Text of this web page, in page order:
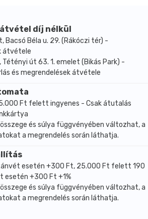
a hajszál cuticula rétegének
mindössze 3% peroxidot
mennyiségnek minősül
mint a szájvizekben).
és ápol: 8-féle gyógynövény
echinacia, rebarbara,
dióhéj, cinchona calisaya)
gyógyszerkönyvi tisztaságú kis
bio növényi szín-pigmenteket
nem kívülről festi be, hanem
fokozva tartósságát.
hajfestékek átlagosan 0,37%
(PPD = P-Phenylenediamine = a
színmélység szabályzó
díj nélkül
Bacsó Béla u. 29. (Rákóczi tér) -
átvétele
Tétényi út 63. 1. emelet (Bikás Park) -
és megrendelések átvétele
Ft felett ingyenes - Csak átutalás
és súlya függvényében változhat, a
a megrendelés során láthatja.
esetén +300 Ft, 25.000 Ft felett 190
esetén +300 Ft +1%
és súlya függvényében változhat, a
a megrendelés során láthatja.